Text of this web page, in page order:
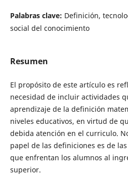
Palabras clave: Definición,
social del conocimiento
Resumen
El propósito de este artículo es
necesidad de incluir actividades
aprendizaje de la definición
niveles educativos, en virtud de
debida atención en el curriculo.
papel de las definiciones es de
que enfrentan los alumnos al
superior.